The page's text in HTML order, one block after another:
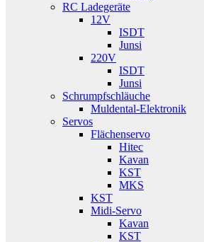
RC Ladegeräte
12V
ISDT
Junsi
220V
ISDT
Junsi
Schrumpfschläuche
Muldental-Elektronik
Servos
Flächenservo
Hitec
Kavan
KST
MKS
KST
Midi-Servo
Kavan
KST